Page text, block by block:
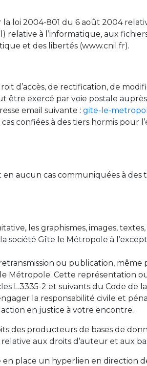
loi 2004-801 du 6 août 2004
à l’informatique, aux
et des libertés (www.cnil.fr).
d’accès, de rectification, de
exercé par voie postale auprès
email suivante : gite-le-
confiées à des tiers hormis pour
aucun cas communiquées à
les graphismes, images, textes,
société Gîte le Métropole à
ou publication, même
Métropole. Cette représentation
L.3335-2 et suivants du Code
la responsabilité civile et
en justice à votre encontre.
producteurs de bases de
aux droits d’auteur et aux
place un hyperlien en direction